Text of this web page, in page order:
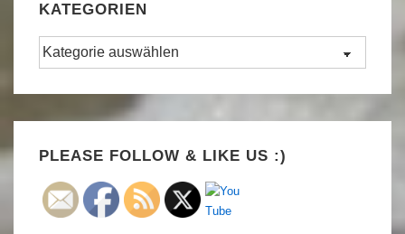
KATEGORIEN
Kategorien
PLEASE FOLLOW & LIKE US :)